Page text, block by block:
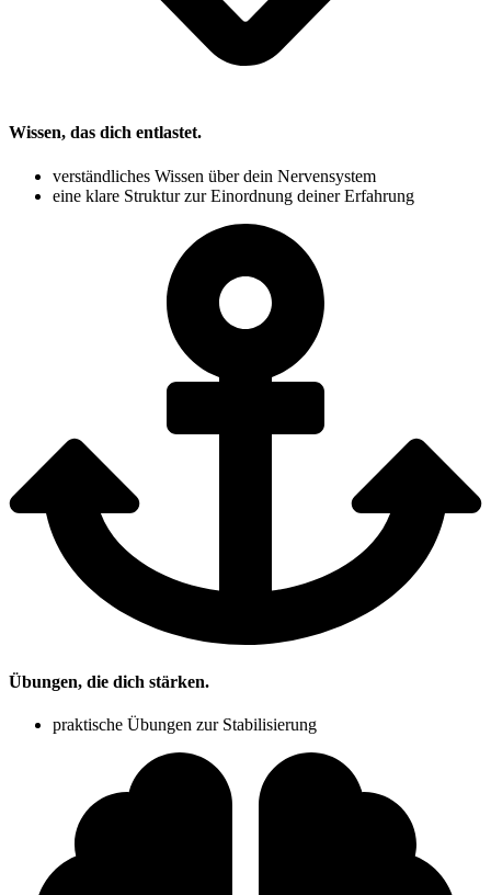
Wissen, das dich entlastet.
verständliches Wissen über dein Nervensystem
eine klare Struktur zur Einordnung deiner Erfahrung
Übungen, die dich stärken.
praktische Übungen zur Stabilisierung